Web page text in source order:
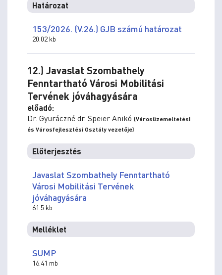
Határozat
153/2026. (V.26.) GJB számú határozat
20.02 kb
12.) Javaslat Szombathely
Fenntartható Városi Mobilitási
Tervének jóváhagyására
előadó:
Dr. Gyuráczné dr. Speier Anikó (Városüzemeltetési
és Városfejlesztési Osztály vezetője)
Előterjesztés
Javaslat Szombathely Fenntartható
Városi Mobilitási Tervének
jóváhagyására
61.5 kb
Melléklet
SUMP
16.41 mb